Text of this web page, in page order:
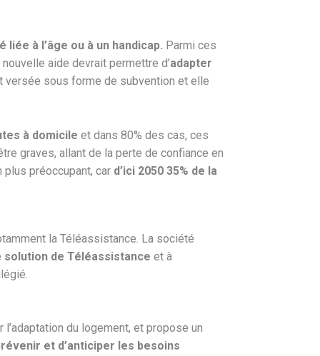
à l’âge ou à un handicap. Parmi ces
aide devrait permettre d’adapter
versée sous forme de subvention et elle
à domicile et dans 80% des cas, ces
graves, allant de la perte de confiance en
plus préoccupant, car d’ici 2050 35% de la
la Téléassistance. La société
solution de Téléassistance et à
du logement, et propose un
et d’anticiper les besoins